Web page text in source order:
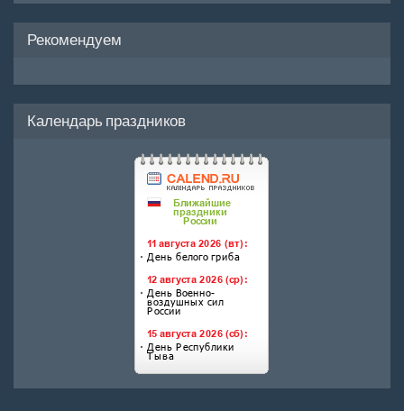
Рекомендуем
Календарь праздников